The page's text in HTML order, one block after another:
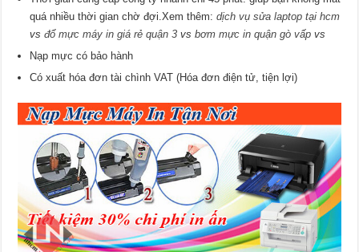
quá nhiều thời gian chờ đợi.Xem thêm:dịch vụ sửa laptop tại hcm
vsđổ mực máy in giá rẻ quận 3 vsbơm mực in quận gò vấp vs
Nạp mực có bảo hành
Có xuất hóa đơn tài chình VAT (Hóa đơn điện tử, tiện lợi)